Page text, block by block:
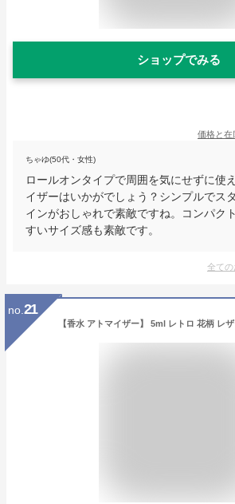
ショップでみる
価格と在
ちゃゆ(50代・女性)
ロールオンタイプで周囲を気にせずに使
イザーはいかがでしょう？シンプルでス
インがおしゃれで素敵ですね。コンパク
すいサイズ感も素敵です。
全ての
no. 21